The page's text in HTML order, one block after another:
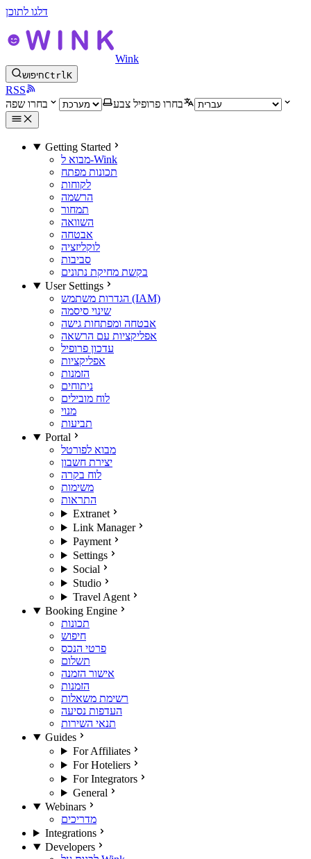
דלגו לתוכן
Wink
חיפושCtrlK
RSS
בחרו פרופיל צבע
בחרו שפה
Getting Started
מבוא ל-Wink
תכונות מפתח
לקוחות
הרשמה
תמחור
השוואה
אבטחה
לוקליזציה
סביבות
בקשת מחיקת נתונים
User Settings
הגדרות משתמש (IAM)
שינוי סיסמה
אבטחה ומפתחות גישה
אפליקציות עם הרשאה
עדכון פרופיל
אפליקציות
הזמנות
ניתוחים
לוח מובילים
מנוי
תביעות
Portal
מבוא לפורטל
יצירת חשבון
לוח בקרה
משימות
התראות
Extranet
Link Manager
Payment
Settings
Social
Studio
Travel Agent
Booking Engine
תכונות
חיפוש
פרטי הנכס
תשלום
אישור הזמנה
הזמנות
רשימת משאלות
העדפות נסיעה
תנאי השירות
Guides
For Affiliates
For Hoteliers
For Integrators
General
Webinars
מדריכים
Integrations
Developers